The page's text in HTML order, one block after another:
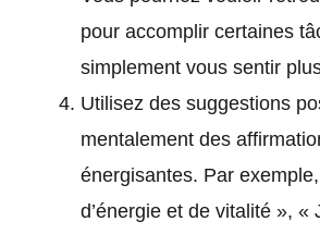
pour accomplir certaines
simplement vous sentir
Utilisez des suggestions
mentalement des
énergisantes. Par
d’énergie et de vitalité », «